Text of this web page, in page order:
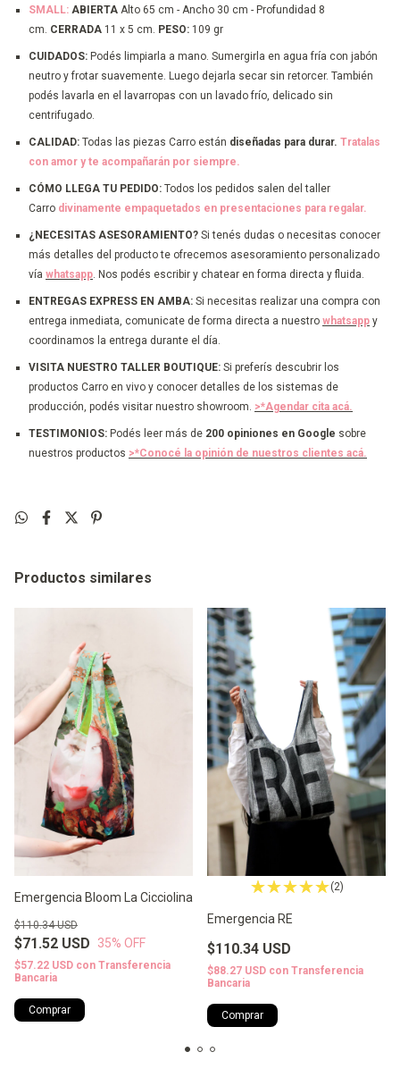
SMALL: ABIERTA Alto 65 cm - Ancho 30 cm - Profundidad 8
cm. CERRADA 11 x 5 cm. PESO: 109 gr
CUIDADOS: Podés limpiarla a mano. Sumergirla en agua fría con jabón
neutro y frotar suavemente. Luego dejarla secar sin retorcer. También
podés lavarla en el lavarropas con un lavado frío, delicado sin
centrifugado.
CALIDAD: Todas las piezas Carro están diseñadas para durar. Tratalas
con amor y te acompañarán por siempre.
CÓMO LLEGA TU PEDIDO: Todos los pedidos salen del taller
Carro divinamente empaquetados en presentaciones para regalar.
¿NECESITAS ASESORAMIENTO? Si tenés dudas o necesitas conocer
más detalles del producto te ofrecemos asesoramiento personalizado
vía whatsapp . Nos podés escribir y chatear en forma directa y fluida.
ENTREGAS EXPRESS EN AMBA: Si necesitas realizar una compra con
entrega inmediata, comunicate de forma directa a nuestro whatsapp y
coordinamos la entrega durante el día.
VISITA NUESTRO TALLER BOUTIQUE: Si preferís descubrir los
productos Carro en vivo y conocer detalles de los sistemas de
producción, podés visitar nuestro showroom. >*Agendar cita acá.
TESTIMONIOS: Podés leer más de 200 opiniones en Google sobre
nuestros productos >*Conocé la opinión de nuestros clientes acá.
Productos similares
Emergencia Bloom La Cicciolina
$71.52 USD
$110.34 USD
35% OFF
$57.22 USD con Transferencia
Bancaria
Comprar
(2)
Emergencia RE
$110.34 USD
$88.27 USD con Transferencia
Bancaria
Comprar